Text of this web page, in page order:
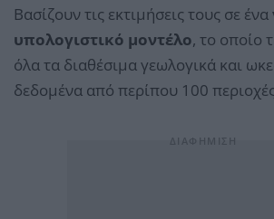
Βασίζουν τις εκτιμήσεις τους σε ένα
υπολογιστικό μοντέλο, το οποίο
όλα τα διαθέσιμα γεωλογικά και
δεδομένα από περίπου 100